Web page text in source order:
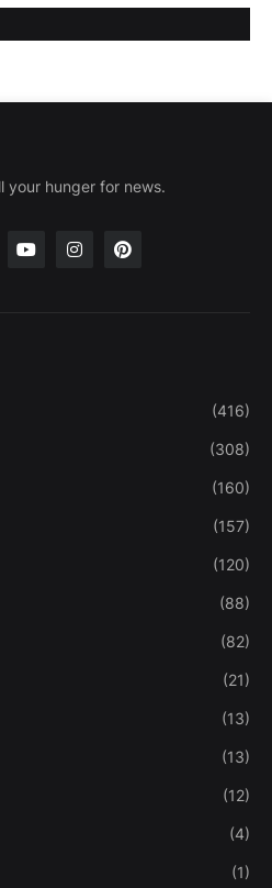
your hunger for news.
(416)
(308)
(160)
(157)
(120)
(88)
(82)
(21)
(13)
(13)
(12)
(4)
(1)